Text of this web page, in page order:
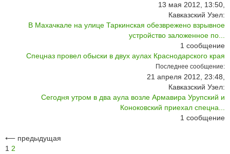
13 мая 2012, 13:50,
Кавказский Узел:
В Махачкале на улице Таркинская обезврежено взрывное
устройство заложенное по...
1 сообщение
Спецназ провел обыски в двух аулах Краснодарского края
Последнее сообщение:
21 апреля 2012, 23:48,
Кавказский Узел:
Сегодня утром в два аула возле Армавира Урупский и
Коноковский приехал спецна...
1 сообщение
⟵ предыдущая
1 2